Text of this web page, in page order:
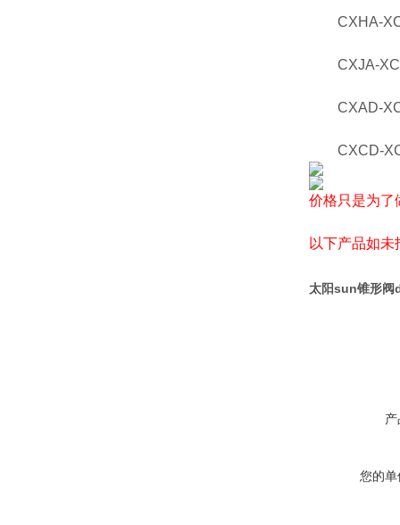
CXHA-XCN
CXJA-XCN
CXAD-XCN
CXCD-XCN
价格只是为了
以下产品如
太阳sun锥形阀
您的